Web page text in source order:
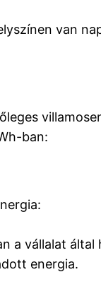
van
ban:
a vállalat által
energia.